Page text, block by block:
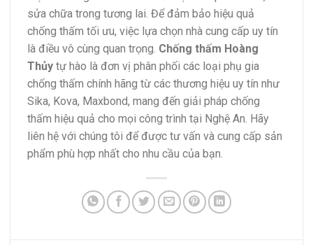
sửa chữa trong tương lai. Để đảm bảo hiệu quả
chống thấm tối ưu, việc lựa chọn nhà cung cấp uy tín
là điều vô cùng quan trọng. Chống thấm Hoàng
Thủy tự hào là đơn vị phân phối các loại phụ gia
chống thấm chính hãng từ các thương hiệu uy tín như
Sika, Kova, Maxbond, mang đến giải pháp chống
thấm hiệu quả cho mọi công trình tại Nghệ An. Hãy
liên hệ với chúng tôi để được tư vấn và cung cấp sản
phẩm phù hợp nhất cho nhu cầu của bạn.